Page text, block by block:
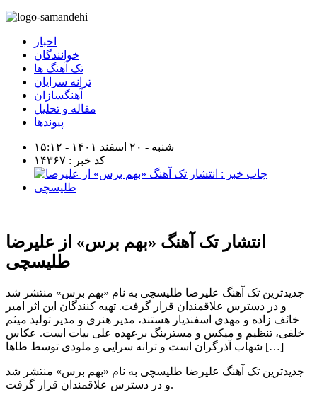
اخبار
خوانندگان
تک آهنگ ها
ترانه سرایان
آهنگسازان
مقاله و تحلیل
پیوندها
شنبه - ۲۰ اسفند ۱۴۰۱ - ۱۵:۱۲
کد خبر : ۱۴۳۶۷
انتشار تک آهنگ «بهم برس» از علیرضا
طلیسچی
جدیدترین تک آهنگ علیرضا طلیسچی به نام «بهم برس» منتشر شد
و در دسترس علاقمندان قرار گرفت. تهیه کنندگان این اثر امیر
خائف زاده و مهدی اسفندیار هستند، مدیر هنری و مدیر تولید میثم
خلفی، تنظیم و میکس و مسترینگ برعهده علی بیات است. عکاس
شهاب آذرگران است و ترانه سرایی و ملودی توسط طاها […]
جدیدترین تک آهنگ علیرضا طلیسچی به نام «بهم برس» منتشر شد
و در دسترس علاقمندان قرار گرفت.